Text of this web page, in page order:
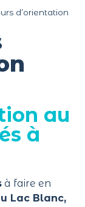
d’orientation
au
à
à faire en
Lac Blanc,